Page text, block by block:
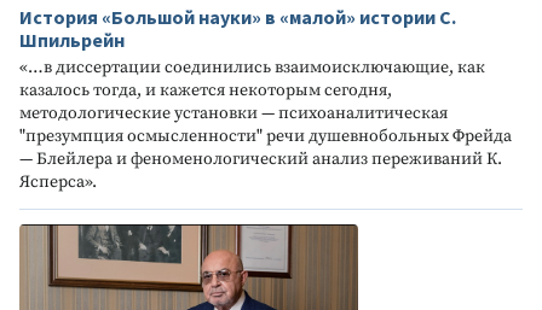
История «Большой науки» в «малой» истории С.
Шпильрейн
«…в диссертации соединились взаимоисключающие, как
казалось тогда, и кажется некоторым сегодня,
методологические установки — психоаналитическая
"презумпция осмысленности" речи душевнобольных Фрейда
— Блейлера и феноменологический анализ переживаний К.
Ясперса».